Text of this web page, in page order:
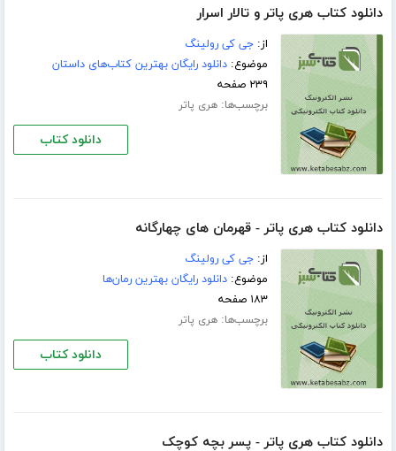
دانلود کتاب هری پاتر و تالار اسرار
از:جی کی رولینگ
موضوع:دانلود رایگان بهترین کتاب‌های داستان
۲۳۹ صفحه
برچسب‌ها:هری پاتر
دانلود کتاب
دانلود کتاب هری پاتر - قهرمان های چهارگانه
از:جی کی رولینگ
موضوع:دانلود رایگان بهترین رمان‌ها
۱۸۳ صفحه
برچسب‌ها:هری پاتر
دانلود کتاب
دانلود کتاب هری پاتر - پسر بچه کوچک